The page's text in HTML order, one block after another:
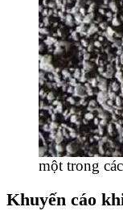
một trong
Khuyến cáo